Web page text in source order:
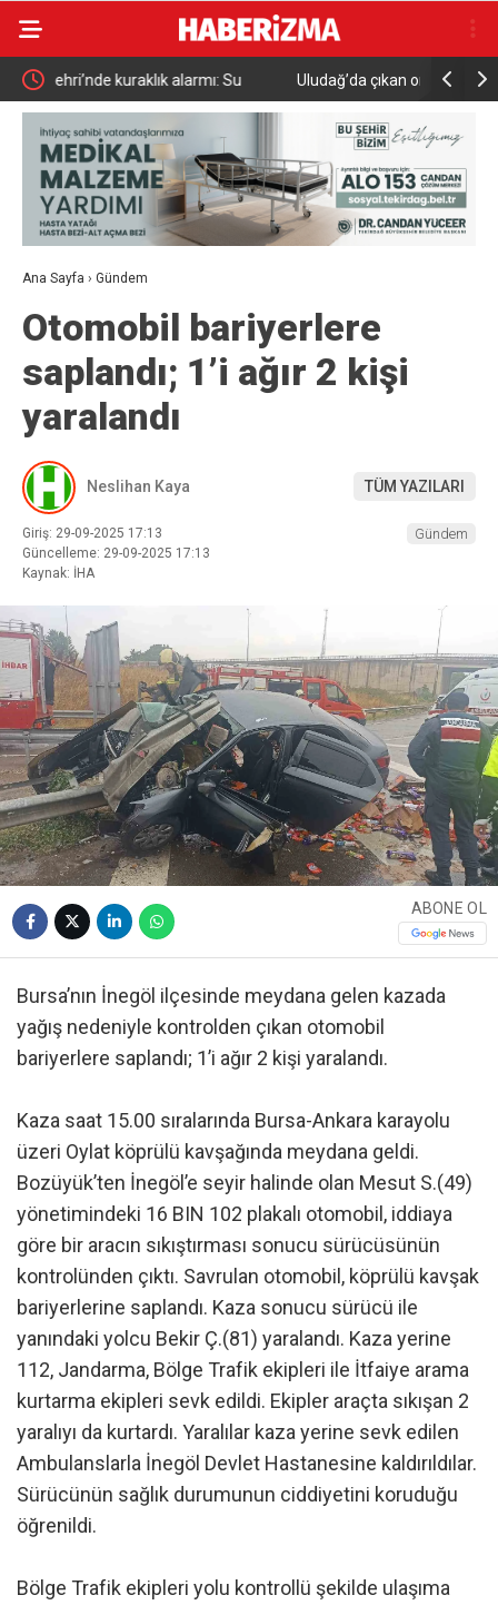
Uludağ’da çıkan orman yangını söndürüldü MGK 6
Güvenlik
Ana Sayfa › Gündem
Otomobil bariyerlere
saplandı; 1’i ağır 2 kişi
yaralandı
Neslihan Kaya TÜM YAZILARI
Giriş: 29-09-2025 17:13
Güncelleme: 29-09-2025 17:13
Kaynak: İHA
Gündem
ABONE OL
Bursa’nın İnegöl ilçesinde meydana gelen kazada
yağış nedeniyle kontrolden çıkan otomobil
bariyerlere saplandı; 1’i ağır 2 kişi yaralandı.
Kaza saat 15.00 sıralarında Bursa-Ankara karayolu
üzeri Oylat köprülü kavşağında meydana geldi.
Bozüyük’ten İnegöl’e seyir halinde olan Mesut S.(49)
yönetimindeki 16 BIN 102 plakalı otomobil, iddiaya
göre bir aracın sıkıştırması sonucu sürücüsünün
kontrolünden çıktı. Savrulan otomobil, köprülü kavşak
bariyerlerine saplandı. Kaza sonucu sürücü ile
yanındaki yolcu Bekir Ç.(81) yaralandı. Kaza yerine
112, Jandarma, Bölge Trafik ekipleri ile İtfaiye arama
kurtarma ekipleri sevk edildi. Ekipler araçta sıkışan 2
yaralıyı da kurtardı. Yaralılar kaza yerine sevk edilen
Ambulanslarla İnegöl Devlet Hastanesine kaldırıldılar.
Sürücünün sağlık durumunun ciddiyetini koruduğu
öğrenildi.
Bölge Trafik ekipleri yolu kontrollü şekilde ulaşıma